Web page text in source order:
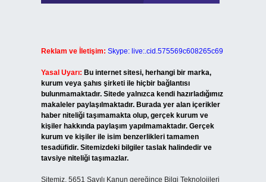
Reklam ve İletişim: Skype: live:.cid.575569c608265c69
Yasal Uyarı: Bu internet sitesi, herhangi bir marka,
kurum veya şahıs şirketi ile hiçbir bağlantısı
bulunmamaktadır. Sitede yalnızca kendi hazırladığımız
makaleler paylaşılmaktadır. Burada yer alan içerikler
haber niteliği taşımamakta olup, gerçek kurum ve
kişiler hakkında paylaşım yapılmamaktadır. Gerçek
kurum ve kişiler ile isim benzerlikleri tamamen
tesadüfidir. Sitemizdeki bilgiler taslak halindedir ve
tavsiye niteliği taşımazlar.
Sitemiz, 5651 Sayılı Kanun gereğince Bilgi Teknolojileri